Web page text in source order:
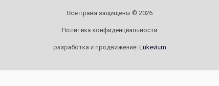
Все права защищены © 2026
Политика конфиденциальности
разработка и продвижение: Lukevium